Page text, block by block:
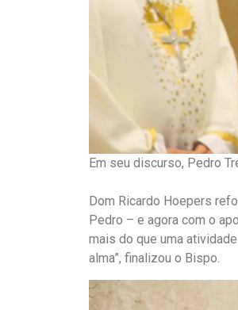
Em seu discurso, Pedro
Dom Ricardo Hoepers
Pedro – e agora com o
mais do que uma
alma”, finalizou o Bispo.